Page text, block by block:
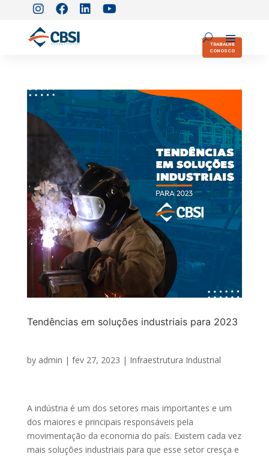
TRABALHE
CONOSCO
Tendências em soluções industriais para 2023
by admin | fev 27, 2023 | Infraestrutura Industrial
A indústria é um dos setores mais importantes e um
dos maiores e principais responsáveis pela
movimentação da economia do país. Existem cada vez
mais soluções industriais para que esse setor cresça e